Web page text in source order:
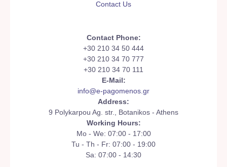
Contact Us
Contact Phone:
+30 210 34 50 444
+30 210 34 70 777
+30 210 34 70 111
E-Mail:
info@e-pagomenos.gr
Address:
9 Polykarpou Ag. str., Botanikos - Athens
Working Hours:
Mo - We: 07:00 - 17:00
Tu - Th - Fr: 07:00 - 19:00
Sa: 07:00 - 14:30